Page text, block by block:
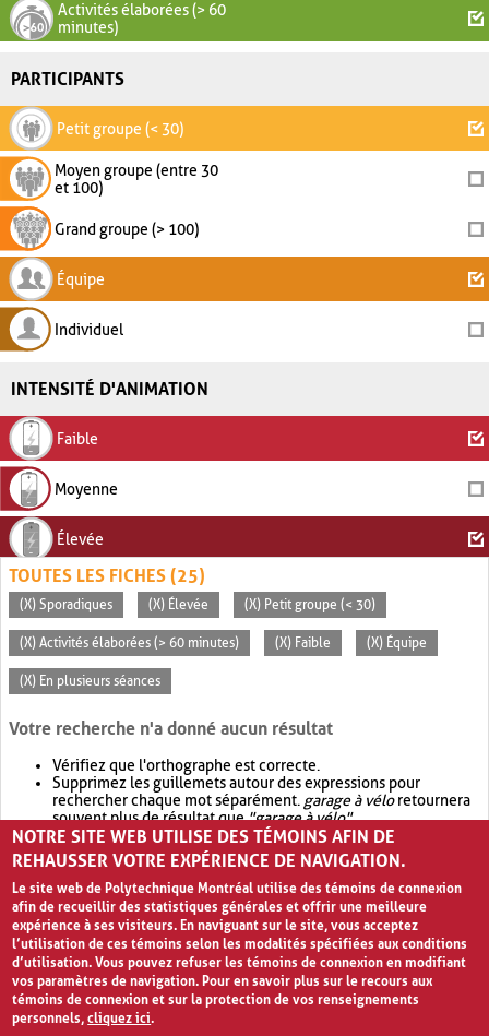
Activités élaborées (> 60
minutes)
PARTICIPANTS
Petit groupe (< 30)
Moyen groupe (entre 30
et 100)
Grand groupe (> 100)
Équipe
Individuel
INTENSITÉ D'ANIMATION
Faible
Moyenne
Élevée
TOUTES LES FICHES (25)
(X) Sporadiques (X) Élevée (X) Petit groupe (< 30)
(X) Activités élaborées (> 60 minutes) (X) Faible (X) Équipe
(X) En plusieurs séances
Votre recherche n'a donné aucun résultat
Vérifiez que l'orthographe est correcte.
Supprimez les guillemets autour des expressions pour
rechercher chaque mot séparément. garage à véloretournera
souvent plus de résultat que"garage à vélo".
Envisagez d'élargir votre recherche avec OR.garage OR vélo
retournera souvent plus de résultat quegarage à vélo
NOTRE SITE WEB UTILISE DES TÉMOINS AFIN DE
REHAUSSER VOTRE EXPÉRIENCE DE NAVIGATION.
Le site web de Polytechnique Montréal utilise des témoins de connexion
afin de recueillir des statistiques générales et offrir une meilleure
expérience à ses visiteurs. En naviguant sur le site, vous acceptez
l’utilisation de ces témoins selon les modalités spécifiées aux conditions
d’utilisation. Vous pouvez refuser les témoins de connexion en modifiant
vos paramètres de navigation. Pour en savoir plus sur le recours aux
témoins de connexion et sur la protection de vos renseignements
personnels,cliquez ici.